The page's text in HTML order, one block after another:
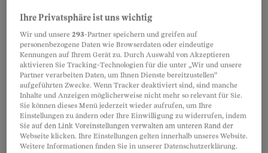
Partnerinhalte
Ihre Privatsphäre ist uns wichtig
Wir und unsere293-Partner speichern und greifen auf
personenbezogene Daten wie Browserdaten oder eindeutige
Kennungen auf Ihrem Gerät zu. Durch Auswahl von Akzeptieren
aktivieren Sie Tracking-Technologien für die unter „Wir und unsere
Partner verarbeiten Daten, um Ihnen Dienste bereitzustellen“
aufgeführten Zwecke. Wenn Tracker deaktiviert sind, sind manche
Inhalte und Anzeigen möglicherweise nicht mehr so relevant für Sie.
Sie können dieses Menü jederzeit wieder aufrufen, um Ihre
Einstellungen zu ändern oder Ihre Einwilligung zu widerrufen, indem
Sie auf den Link Voreinstellungen verwalten am unteren Rand der
Webseite klicken. Ihre Einstellungen gelten innerhalb unseres Website.
Weitere Informationen finden Sie in unserer Datenschutzerklärung.